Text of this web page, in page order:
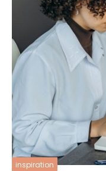
inspiration